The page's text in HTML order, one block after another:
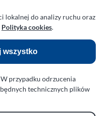
Consulting
lokalnej do analizy ruchu oraz
Polityka cookies.
wszystko
przypadku odrzucenia
technicznych plików